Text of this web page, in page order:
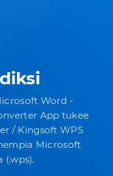
Word -
App tukee
/ Kingsoft WPS
Microsoft
(.wps).